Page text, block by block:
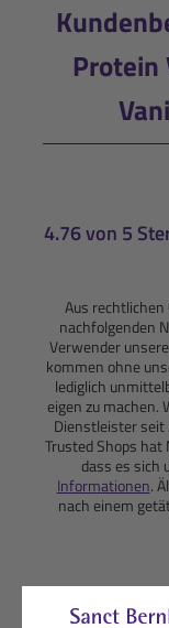
4.76 von 5
Aus
nachfolgenden
Verwender
kommen ohne
lediglich
eigen zu machen.
Dienstleister seit
Trusted Shops
dass es sich
Informationen.
nach einem
Trusted